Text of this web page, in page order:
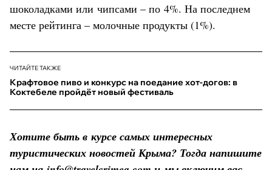
шоколадками или чипсами – по 4%. На последнем
месте рейтинга – молочные продукты (1%).
ЧИТАЙТЕ ТАКЖЕ
Крафтовое пиво и конкурс на поедание хот-догов: в
Коктебеле пройдёт новый фестиваль
Хотите быть в курсе самых интересных
туристических новостей Крыма? Тогда напишите